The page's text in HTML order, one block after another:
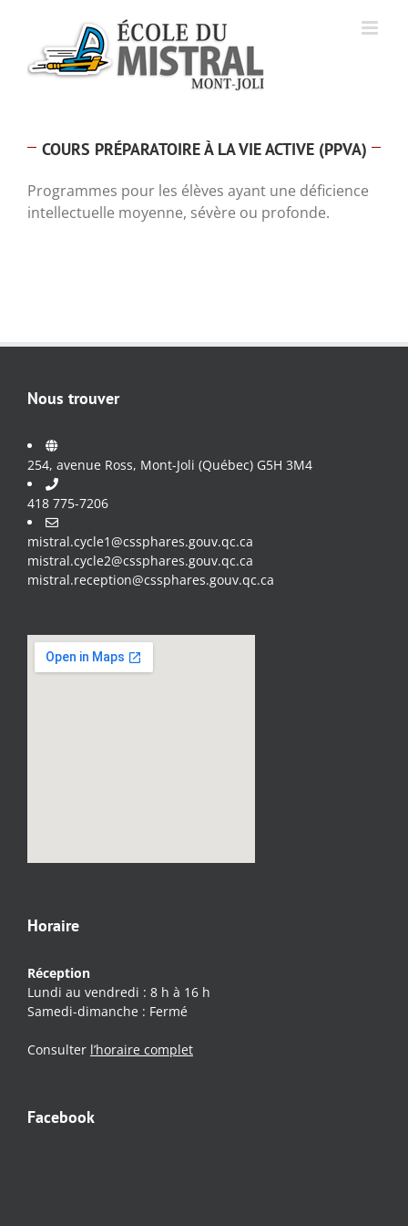
content
COURS PRÉPARATOIRE À LA VIE ACTIVE (PPVA)
Programmes pour les élèves ayant une déficience
intellectuelle moyenne, sévère ou profonde.
Nous trouver
254, avenue Ross, Mont-Joli (Québec) G5H 3M4
418 775-7206
mistral.cycle1@cssphares.gouv.qc.ca
mistral.cycle2@cssphares.gouv.qc.ca
mistral.reception@cssphares.gouv.qc.ca
Horaire
Réception
Lundi au vendredi : 8 h à 16 h
Samedi-dimanche : Fermé
Consulter l’horaire complet
Facebook